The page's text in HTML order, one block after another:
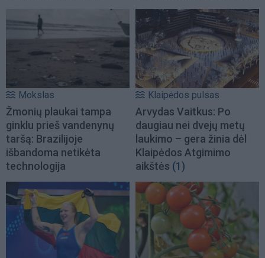
Mokslas
Žmonių plaukai tampa
ginklu prieš vandenynų
taršą: Brazilijoje
išbandoma netikėta
technologija
Klaipėdos pulsas
Arvydas Vaitkus: Po
daugiau nei dvejų metų
laukimo – gera žinia dėl
Klaipėdos Atgimimo
aikštės (1)